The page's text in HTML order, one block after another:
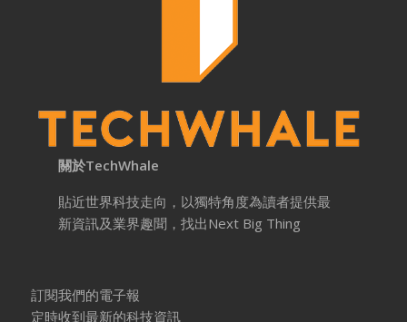
關於TechWhale
貼近世界科技走向，以獨特角度為讀者提供最
新資訊及業界趣聞，找出Next Big Thing
訂閱我們的電子報
定時收到最新的科技資訊